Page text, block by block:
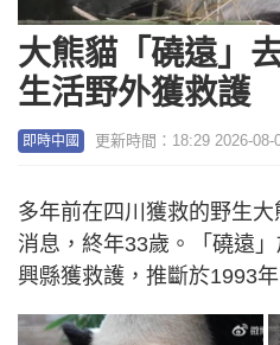
大熊貓「磽遠」
生活野外獲救護
即時中國 更新時間：18:29 2026-08-
多年前在四川獲救的野生
消息，終年33歲。「磽遠
興縣獲救護，推斷於1993年